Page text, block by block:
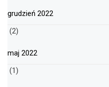
grudzień 2022
(2)
maj 2022
(1)